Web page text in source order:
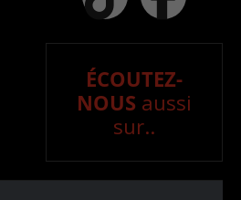
ÉCOUTEZ-
NOUS aussi
sur..